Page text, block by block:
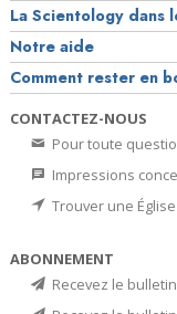
La Scientology dans
Notre aide
Comment rester en
CONTACTEZ-NOUS
Pour toute
Impressions
Trouver une Église
ABONNEMENT
Recevez le